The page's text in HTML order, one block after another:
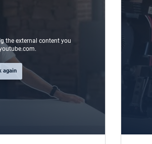
5.5 mm
127
CE
the external content you
again